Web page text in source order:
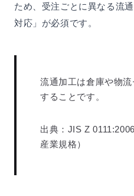
ため、受注ごとに異なる流
対応」が必須です。
流通加工は倉庫や物
することです。
出典：JIS Z
産業規格）